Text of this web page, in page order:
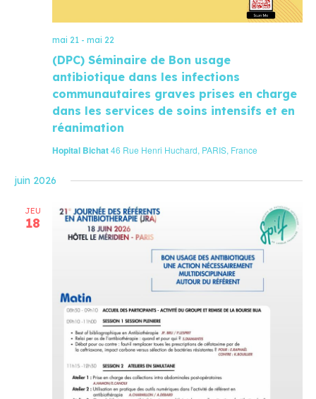
(DPC) Séminaire de Bon usage
antibiotique dans les infections
communautaires graves prises en charge
dans les services de soins intensifs et en
réanimation
mai 21- mai 22
Hopital Bichat46 Rue Henri Huchard, PARIS, France
juin 2026
JEU
18